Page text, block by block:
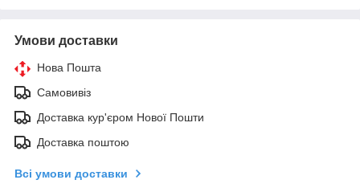
Умови доставки
Нова Пошта
Самовивіз
Доставка кур'єром Нової Пошти
Доставка поштою
Всі умови доставки